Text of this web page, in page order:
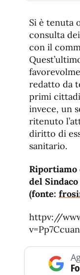
Si è tenuta
consulta
con il
redatto da
primi
invece, un
ritenuto
diritto di
sanitario.
Riportiamo
del
(fonte:
httpv://